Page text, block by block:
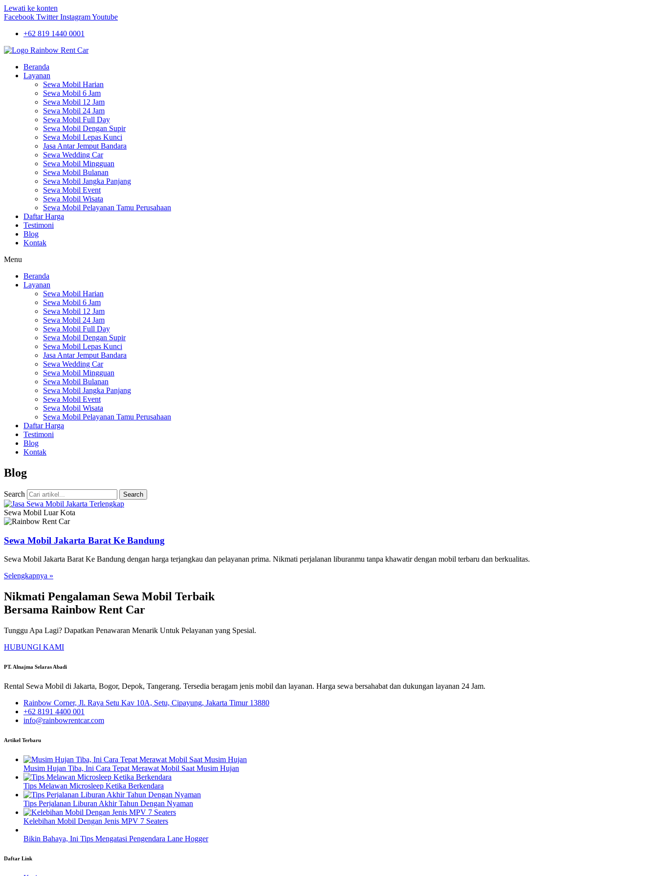
Lewati ke konten
Facebook Twitter InstagramYoutube
+62 819 1440 0001
Beranda
Layanan
Sewa Mobil Harian
Sewa Mobil 6 Jam
Sewa Mobil 12 Jam
Sewa Mobil 24 Jam
Sewa Mobil Full Day
Sewa Mobil Dengan Supir
Sewa Mobil Lepas Kunci
Jasa Antar Jemput Bandara
Sewa Wedding Car
Sewa Mobil Mingguan
Sewa Mobil Bulanan
Sewa Mobil Jangka Panjang
Sewa Mobil Event
Sewa Mobil Wisata
Sewa Mobil Pelayanan Tamu Perusahaan
Daftar Harga
Testimoni
Blog
Kontak
Menu
Beranda
Layanan
Sewa Mobil Harian
Sewa Mobil 6 Jam
Sewa Mobil 12 Jam
Sewa Mobil 24 Jam
Sewa Mobil Full Day
Sewa Mobil Dengan Supir
Sewa Mobil Lepas Kunci
Jasa Antar Jemput Bandara
Sewa Wedding Car
Sewa Mobil Mingguan
Sewa Mobil Bulanan
Sewa Mobil Jangka Panjang
Sewa Mobil Event
Sewa Mobil Wisata
Sewa Mobil Pelayanan Tamu Perusahaan
Daftar Harga
Testimoni
Blog
Kontak
Blog
Search Search
Sewa Mobil Luar Kota
Sewa Mobil Jakarta Barat Ke Bandung
Sewa Mobil Jakarta Barat Ke Bandung dengan harga terjangkau dan pelayanan prima. Nikmati perjalanan liburanmu tanpa khawatir dengan mobil terbaru dan berkualitas.
Selengkapnya »
Nikmati Pengalaman Sewa Mobil Terbaik
Bersama Rainbow Rent Car
Tunggu Apa Lagi? Dapatkan Penawaran Menarik Untuk Pelayanan yang Spesial.
HUBUNGI KAMI
PT. Alnajma Selaras Abadi
Rental Sewa Mobil di Jakarta, Bogor, Depok, Tangerang. Tersedia beragam jenis mobil dan layanan. Harga sewa bersahabat dan dukungan layanan 24 Jam.
Rainbow Corner, Jl. Raya Setu Kav 10A, Setu, Cipayung, Jakarta Timur 13880
+62 8191 4400 001
info@rainbowrentcar.com
Artikel Terbaru
Musim Hujan Tiba, Ini Cara Tepat Merawat Mobil Saat Musim Hujan
Tips Melawan Microsleep Ketika Berkendara
Tips Perjalanan Liburan Akhir Tahun Dengan Nyaman
Kelebihan Mobil Dengan Jenis MPV 7 Seaters
Bikin Bahaya, Ini Tips Mengatasi Pengendara Lane Hogger
Daftar Link